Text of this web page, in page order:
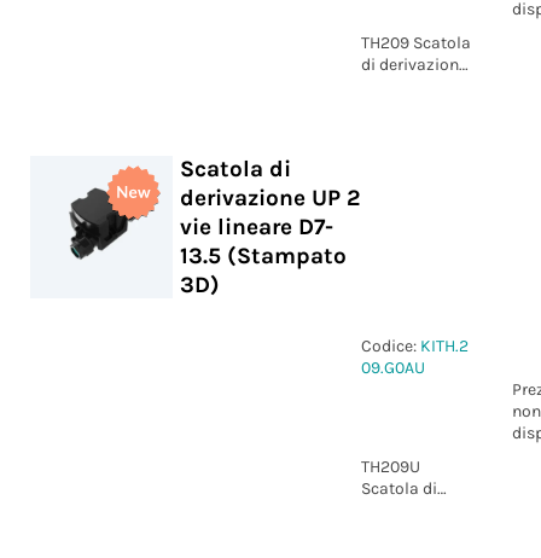
TH209 Scatola
di derivazione
Scatola di
derivazione UP 2
vie lineare D7-
13.5 (Stampato
3D)
Codice: KITH.2
09.G0AU
non
TH209U
Scatola di